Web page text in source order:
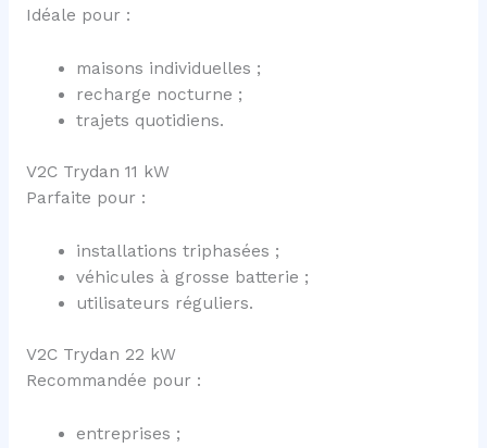
Idéale pour :
maisons individuelles ;
recharge nocturne ;
trajets quotidiens.
V2C Trydan 11 kW
Parfaite pour :
installations triphasées ;
véhicules à grosse batterie ;
utilisateurs réguliers.
V2C Trydan 22 kW
Recommandée pour :
entreprises ;